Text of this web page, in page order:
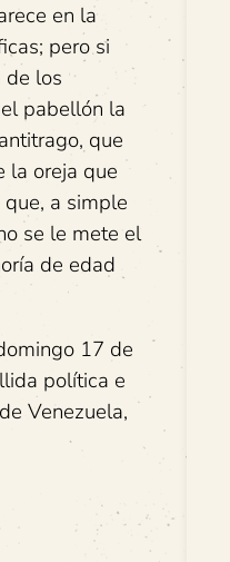
en la
pero si
de los
pabellón la
que
la oreja que
a simple
se le mete el
de edad
17 de
política e
Venezuela,